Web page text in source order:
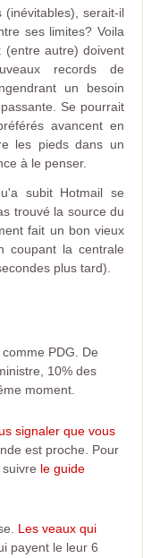
(inévitables), serait-il
ses limites? Voila
(entre autre) doivent
records de
un besoin
Se pourrait
avancent en
les pieds dans un
à le penser.
subit Hotmail se
trouvé la source du
fait un bon vieux
coupant la centrale
plus tard).
comme PDG. De
10% des
moment.
signaler que vous
est proche. Pour
le guide
Les veaux qui
payent le leur 6